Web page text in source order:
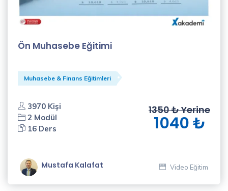
Ön Muhasebe Eğitimi
Muhasebe & Finans Eğitimleri
3970 Kişi
2 Modül
16 Ders
1350 ₺ Yerine
1040 ₺
Mustafa Kalafat Video Eğitim